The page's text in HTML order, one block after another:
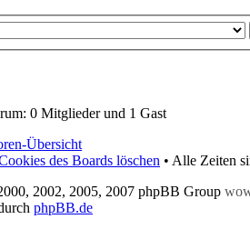
0 Mitglieder und 1 Gast
Übersicht
des Boards löschen • Alle Zeiten
2002, 2005, 2007 phpBB Group
phpBB.de